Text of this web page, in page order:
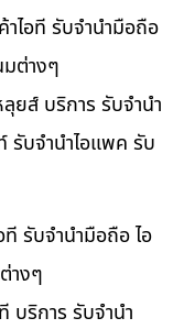
าไอที รับจำนำมือถือ
ต่างๆ
ยส์ บริการ รับจำนำ
รับจำนำไอแพค รับ
รับจำนำมือถือ ไอ
างๆ
บริการ รับจำนำ